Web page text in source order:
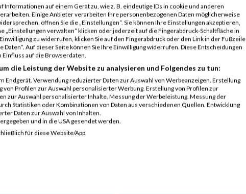
auf einem Gerät zu, wie z. B. eindeutige IDs in cookie und anderen
Einige Anbieter verarbeiten Ihre personenbezogenen Daten möglicherweise
öffnen Sie die „Einstellungen“. Sie können Ihre Einstellungen akzeptieren,
„Einstellungen verwalten“ klicken oder jederzeit auf die Fingerabdruck-Schaltfläche in
zu widerrufen, klicken Sie auf den Fingerabdruck oder den Link in der Fußzeile
Daten“. Auf dieser Seite können Sie Ihre Einwilligung widerrufen. Diese Entscheidungen
auf die Browserdaten.
die Leistung der Website zu analysieren und Folgendes zu tun:
Endgerät. Verwendung reduzierter Daten zur Auswahl von Werbeanzeigen. Erstellung
Profilen zur Auswahl personalisierter Werbung. Erstellung von Profilen zur
zur Auswahl personalisierter Inhalte. Messung der Werbeleistung. Messung der
Statistiken oder Kombinationen von Daten aus verschiedenen Quellen. Entwicklung
Daten zur Auswahl von Inhalten.
und in die USA gesendet werden.
für diese Website/App.